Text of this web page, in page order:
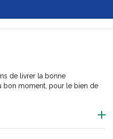
de livrer la bonne
bon moment, pour le bien de